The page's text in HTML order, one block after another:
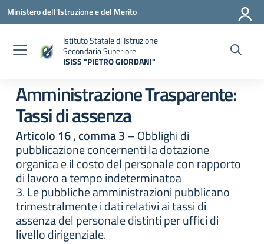
Vai ai contenuti
Vai al menu di navigazione
Vai al footer
Ministero dell'Istruzione e del Merito
Istituto Statale di Istruzione
Secondaria Superiore
ISISS "PIETRO GIORDANI"
Amministrazione Trasparente:
Tassi di assenza
Articolo 16 , comma 3– Obblighi di
pubblicazione concernenti la dotazione
organica e il costo del personale con rapporto
di lavoro a tempo indeterminatoa
3. Le pubbliche amministrazioni pubblicano
trimestralmente i dati relativi ai tassi di
assenza del personale distinti per uffici di
livello dirigenziale.